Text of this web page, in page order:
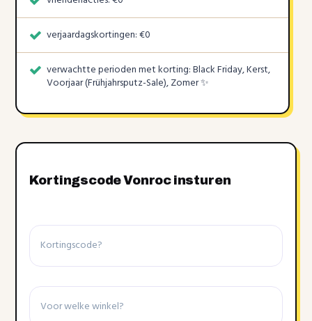
verjaardagskortingen: €0
verwachtte perioden met korting: Black Friday, Kerst,
Voorjaar (Frühjahrsputz-Sale), Zomer ✨
Kortingscode Vonroc insturen
Kortingscode
Winkel